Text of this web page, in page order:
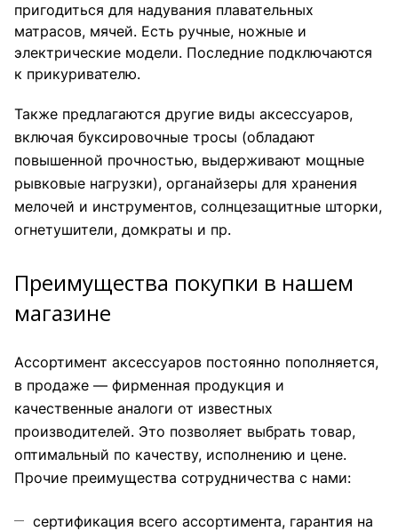
пригодиться для надувания плавательных
матрасов, мячей. Есть ручные, ножные и
электрические модели. Последние подключаются
к прикуривателю.
Также предлагаются другие виды аксессуаров,
включая буксировочные тросы (обладают
повышенной прочностью, выдерживают мощные
рывковые нагрузки), органайзеры для хранения
мелочей и инструментов, солнцезащитные шторки,
огнетушители, домкраты и пр.
Преимущества покупки в нашем
магазине
Ассортимент аксессуаров постоянно пополняется,
в продаже — фирменная продукция и
качественные аналоги от известных
производителей. Это позволяет выбрать товар,
оптимальный по качеству, исполнению и цене.
Прочие преимущества сотрудничества с нами:
сертификация всего ассортимента, гарантия на